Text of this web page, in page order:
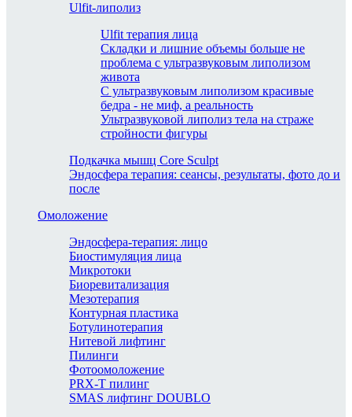
Ulfit-липолиз
Ulfit терапия лица
Складки и лишние объемы больше не
проблема с ультразвуковым липолизом
живота
С ультразвуковым липолизом красивые
бедра - не миф, а реальность
Ультразвуковой липолиз тела на страже
стройности фигуры
Подкачка мышц Core Sculpt
Эндосфера терапия: сеансы, результаты, фото до и
после
Омоложение
Эндосфера-терапия: лицо
Биостимуляция лица
Микротоки
Биоревитализация
Мезотерапия
Контурная пластика
Ботулинотерапия
Нитевой лифтинг
Пилинги
Фотоомоложение
PRX-T пилинг
SMAS лифтинг DOUBLO